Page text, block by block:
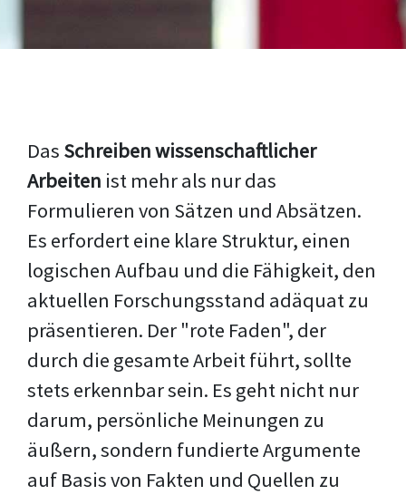
Das Schreiben wissenschaftlicher
Arbeiten ist mehr als nur das
Formulieren von Sätzen und Absätzen.
Es erfordert eine klare Struktur, einen
logischen Aufbau und die Fähigkeit, den
aktuellen Forschungsstand adäquat zu
präsentieren. Der "rote Faden", der
durch die gesamte Arbeit führt, sollte
stets erkennbar sein. Es geht nicht nur
darum, persönliche Meinungen zu
äußern, sondern fundierte Argumente
auf Basis von Fakten und Quellen zu